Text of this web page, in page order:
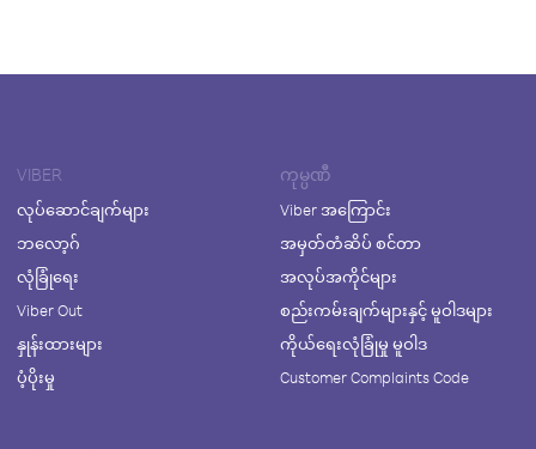
VIBER
လုပ်ဆောင်ချက်များ
ဘလော့ဂ်
လုံခြုံရေး
Viber Out
နှုန်းထားများ
ပံ့ပိုးမှု
ကုမ္ပဏီ
Viber အကြောင်း
အမှတ်တံဆိပ် စင်တာ
အလုပ်အကိုင်များ
စည်းကမ်းချက်များနှင့် မူဝါဒများ
ကိုယ်ရေးလုံခြုံမှု မူဝါဒ
Customer Complaints Code